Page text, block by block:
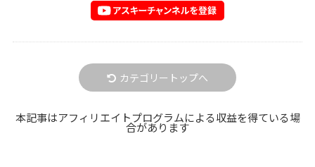
カテゴリートップへ
本記事はアフィリエイトプログラムによる収益を得ている場
合があります